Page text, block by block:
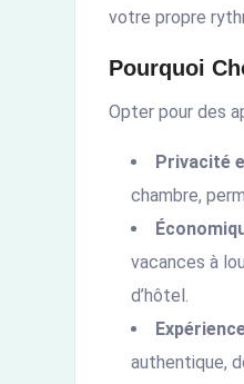
votre propre
Pourquoi
Opter pour des
Privacité
chambre,
vacances à
d’hôtel.
authentique,